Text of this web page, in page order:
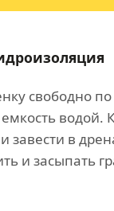
свободно
водой.
завести в
и засыпать